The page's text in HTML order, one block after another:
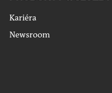
Kariéra
Newsroom